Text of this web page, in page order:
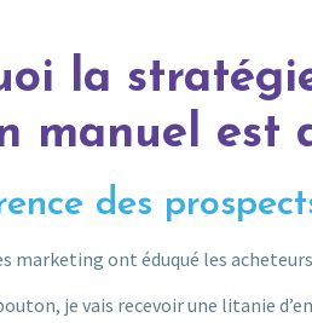
la
manuel est
des
marketing ont éduqué les
je vais recevoir une litanie